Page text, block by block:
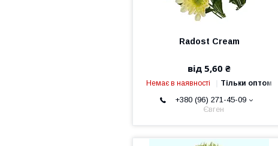
Radost Cream
від 5,60 ₴
Немає в наявності Тільки оптом
+380 (96) 271-45-09
Євген